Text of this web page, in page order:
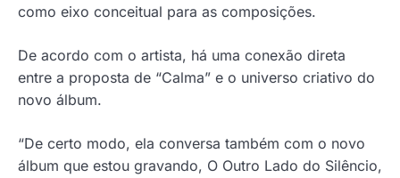
como eixo conceitual para as composições.
De acordo com o artista, há uma conexão direta
entre a proposta de “Calma” e o universo criativo do
novo álbum.
“De certo modo, ela conversa também com o novo
álbum que estou gravando, O Outro Lado do Silêncio,